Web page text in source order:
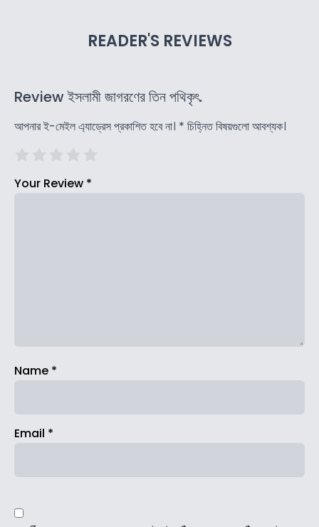
READER'S REVIEWS
Review ইসলামী জাগরণের তিন পথিকৃৎ.
আপনার ই-মেইল এ্যাড্রেস প্রকাশিত হবে না। * চিহ্নিত বিষয়গুলো আবশ্যক।
Your Review *
Name *
Email *